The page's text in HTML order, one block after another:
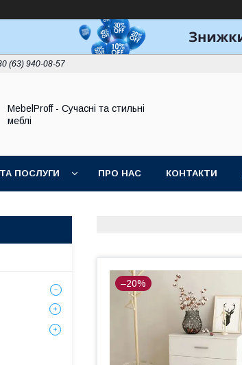
(63) 940-08-57
MebelProff - Сучасні та стильні
меблі
ПОСЛУГИ ПРО НАС КОНТАКТИ
–20%